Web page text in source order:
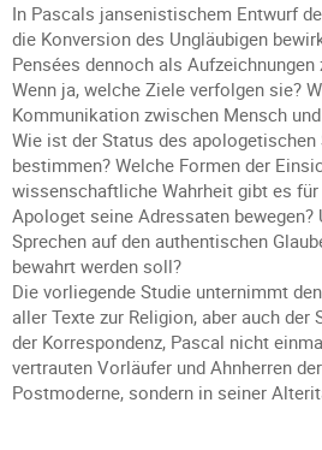
In Pascals jansenistischem Entwurf
die Konversion des Ungläubigen
Pensées dennoch als
Wenn ja, welche Ziele verfolgen sie?
Kommunikation zwischen Mensch
Wie ist der Status des apologetischen
bestimmen? Welche Formen der
wissenschaftliche Wahrheit gibt es
Apologet seine Adressaten
Sprechen auf den authentischen
bewahrt werden soll?
Die vorliegende Studie unternimmt
aller Texte zur Religion, aber auch
der Korrespondenz, Pascal nicht
vertrauten Vorläufer und Ahnherren
Postmoderne, sondern in seiner